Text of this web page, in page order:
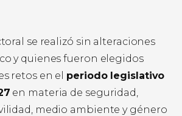
se realizó sin alteraciones
y quienes fueron elegidos
retos en el periodo legislativo
en materia de seguridad,
medio ambiente y género